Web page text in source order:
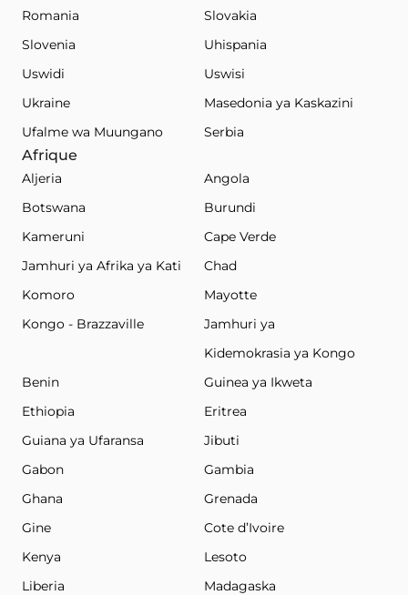
Romania
Slovakia
Slovenia
Uhispania
Uswidi
Uswisi
Ukraine
Masedonia ya Kaskazini
Ufalme wa Muungano
Serbia
Afrique
Aljeria
Angola
Botswana
Burundi
Kameruni
Cape Verde
Jamhuri ya Afrika ya Kati
Chad
Komoro
Mayotte
Kongo - Brazzaville
Jamhuri ya
Kidemokrasia ya Kongo
Benin
Guinea ya Ikweta
Ethiopia
Eritrea
Guiana ya Ufaransa
Jibuti
Gabon
Gambia
Ghana
Grenada
Gine
Cote d’Ivoire
Kenya
Lesoto
Liberia
Madagaska